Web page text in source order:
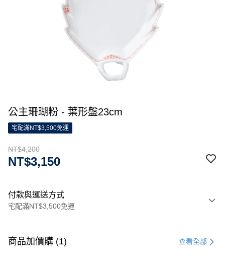
公主珊瑚粉 - 葉形盤23cm
宅配滿NT$3,500免運
NT$4,200
NT$3,150
付款與運送方式
宅配滿NT$3,500免運
信用卡一次付款
商品加價購 (1) 查看全部